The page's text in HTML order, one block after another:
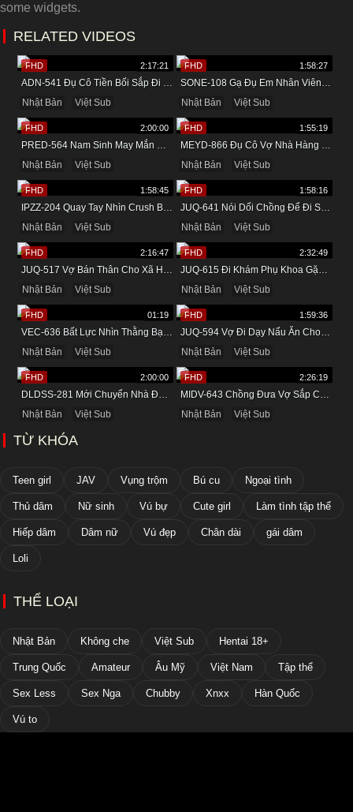
some widgets.
RELATED VIDEOS
ADN-541 Đụ Cô Tiền Bối Sắp Đi Lấy Chồng Trong Khách Sạn
Nhật Bản
Việt Sub
FHD 2:17:21
SONE-108 Gạ Đụ Em Nhân Viên Mới Trong Khách Sạn
Nhật Bản
Việt Sub
FHD 1:58:27
PRED-564 Nam Sinh May Mắn Được Cô Giáo Dâm Đãng Bú Cu
Nhật Bản
Việt Sub
FHD 2:00:00
MEYD-866 Đụ Cô Vợ Nhà Hàng Xóm Vú Bự Khi Về Quê
Nhật Bản
Việt Sub
FHD 1:55:19
IPZZ-204 Quay Tay Nhìn Crush Bị Quản Lý Chịch
Nhật Bản
Việt Sub
FHD 1:58:45
JUQ-641 Nói Dối Chồng Để Đi Suối Nước Nóng Cùng Tình Nhân
Nhật Bản
Việt Sub
FHD 1:58:16
JUQ-517 Vợ Bán Thân Cho Xã Hội Đen Để Trả Nợ Cho Chồng
Nhật Bản
Việt Sub
FHD 2:16:47
JUQ-615 Đi Khám Phụ Khoa Gặp Tên Bác Sĩ Biến Thái
Nhật Bản
Việt Sub
FHD 2:32:49
VEC-636 Bất Lực Nhìn Thằng Bạn Xấu Tính Đụ Mẹ Mình Ngay Trước Mặt
Nhật Bản
Việt Sub
FHD 01:19
JUQ-594 Vợ Đi Dạy Nấu Ăn Cho Bạn Thân Và Cái Kết
Nhật Bản
Việt Sub
FHD 1:59:36
DLDSS-281 Mới Chuyển Nhà Đã Được Đụ Cô Hàng Xóm Thích Lộ Hàng
Nhật Bản
Việt Sub
FHD 2:00:00
MIDV-643 Chồng Đưa Vợ Sắp Cưới Đi Massage Và Cái Kết
Nhật Bản
Việt Sub
FHD 2:26:19
TỪ KHÓA
Teen girl JAV Vụng trộm Bú cu Ngoại tình
Thủ dâm Nữ sinh Vú bự Cute girl Làm tình tập thể
Hiếp dâm Dâm nữ Vú đẹp Chân dài gái dâm
Loli
THỂ LOẠI
Nhật Bản Không che Việt Sub Hentai 18+
Trung Quốc Amateur Âu Mỹ Việt Nam Tập thể
Sex Less Sex Nga Chubby Xnxx Hàn Quốc
Vú to